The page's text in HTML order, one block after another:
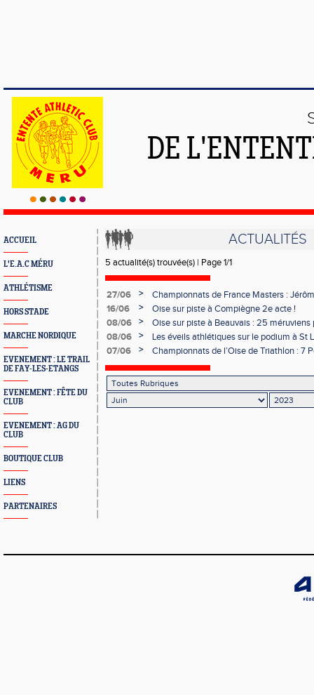
DE
ACCUEIL
L'E.A.C MÉRU
ATHLÉTISME
HORS STADE
MARCHE NORDIQUE
EVENEMENT : LE TRAIL
DE FAY-LES-ETANGS
EVENEMENT : FÊTE DU
CLUB
EVENEMENT : AG DU
CLUB
BOUTIQUE CLUB
LIENS
PARTENAIRES
ACTUALITÉS
5 actualité(s) trouvée(s) | Page 1/1
27/06 >
Championnats de France Masters :
France !
16/06 >
Oise sur piste à Compiègne 2e acte !
08/06
>
Oise sur piste à Beauvais : 25 méruviens
08/06
>
Les éveils athlétiques sur le podium à St
07/06
> Championnats de l’Oise de Triathlon : 7